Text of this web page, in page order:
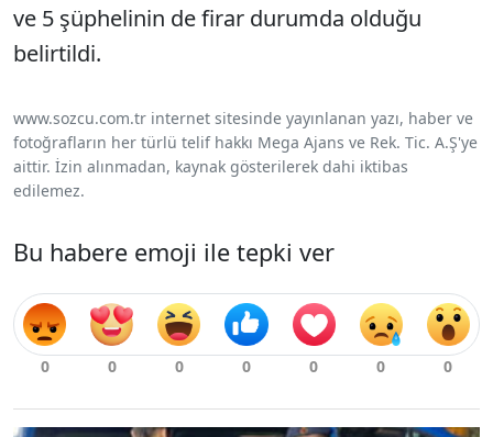
ve 5 şüphelinin de firar durumda olduğu
belirtildi.
www.sozcu.com.tr internet sitesinde yayınlanan yazı, haber ve
fotoğrafların her türlü telif hakkı Mega Ajans ve Rek. Tic. A.Ş'ye
aittir. İzin alınmadan, kaynak gösterilerek dahi iktibas
edilemez.
Bu habere emoji ile tepki ver